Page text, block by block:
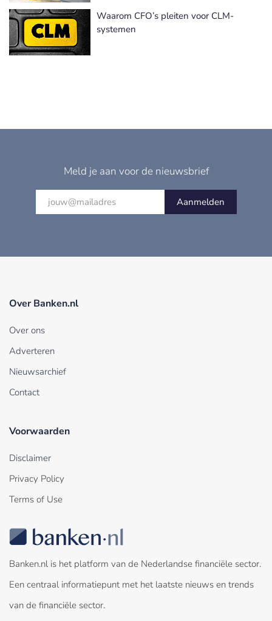
Waarom CFO’s pleiten voor CLM-
systemen
Meld je aan voor de nieuwsbrief
Aanmelden
Over Banken.nl
Over ons
Adverteren
Nieuwsarchief
Contact
Voorwaarden
Disclaimer
Privacy Policy
Terms of Use
Banken.nl is het platform van de Nederlandse financiële sector.
Een centraal informatiepunt met het laatste nieuws en trends
van de financiële sector.